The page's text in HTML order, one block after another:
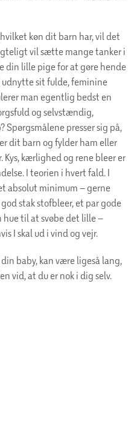
køn dit barn har, vil det
vil sætte mange tanker i
din lille pige for at gøre hende
udnytte sit fulde, feminine
man egentlig bedst en
og selvstændig,
Spørgsmålene presser sig på,
dit barn og fylder ham eller
Kys, kærlighed og rene bleer er
I teorien i hvert fald. I
absolut minimum – gerne
stak stofbleer, et par gode
hue til at svøbe det lille –
I skal ud i vind og vejr.
baby, kan være ligeså lang,
vid, at du er nok i dig selv.